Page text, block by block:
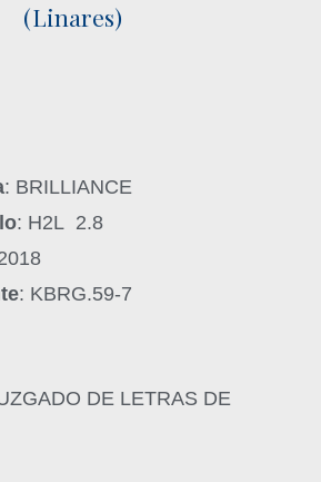
(Linares)
: BRILLIANCE
: H2L 2.8
: KBRG.59-7
DE LETRAS DE